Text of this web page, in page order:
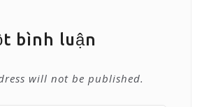
bình luận
will not be published.